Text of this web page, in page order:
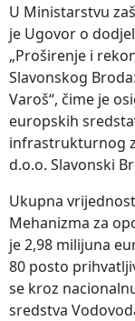
U Ministarstvu
je Ugovor o
„Proširenje i
Slavonskog
Varoš“, čime je
europskih
infrastrukturnog
d.o.o. Slavonski
Ukupna
Mehanizma za
je 2,98 milijuna
80 posto
se kroz
sredstva